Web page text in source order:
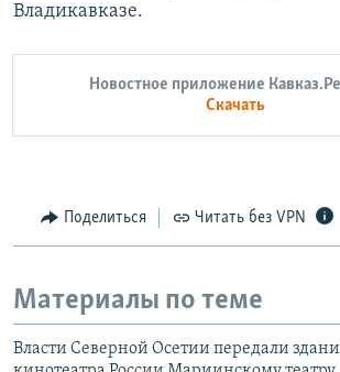
Владикавказе.
Новостное приложение
Скачать
Поделиться Читать без VPN
Материалы по теме
Власти Северной Осетии передали